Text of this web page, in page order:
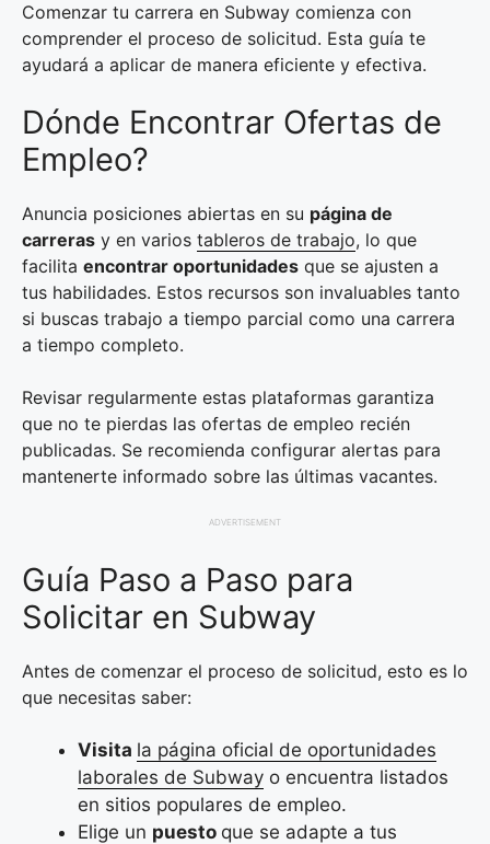
Comenzar tu carrera en Subway comienza con
comprender el proceso de solicitud. Esta guía te
ayudará a aplicar de manera eficiente y efectiva.
Dónde Encontrar Ofertas de
Empleo?
Anuncia posiciones abiertas en su página de
carreras y en varios tableros de trabajo, lo que
facilita encontrar oportunidades que se ajusten a
tus habilidades. Estos recursos son invaluables tanto
si buscas trabajo a tiempo parcial como una carrera
a tiempo completo.
Revisar regularmente estas plataformas garantiza
que no te pierdas las ofertas de empleo recién
publicadas. Se recomienda configurar alertas para
mantenerte informado sobre las últimas vacantes.
ADVERTISEMENT
Guía Paso a Paso para
Solicitar en Subway
Antes de comenzar el proceso de solicitud, esto es lo
que necesitas saber:
Visita la página oficial de oportunidades
laborales de Subway o encuentra listados
en sitios populares de empleo.
Elige un puesto que se adapte a tus